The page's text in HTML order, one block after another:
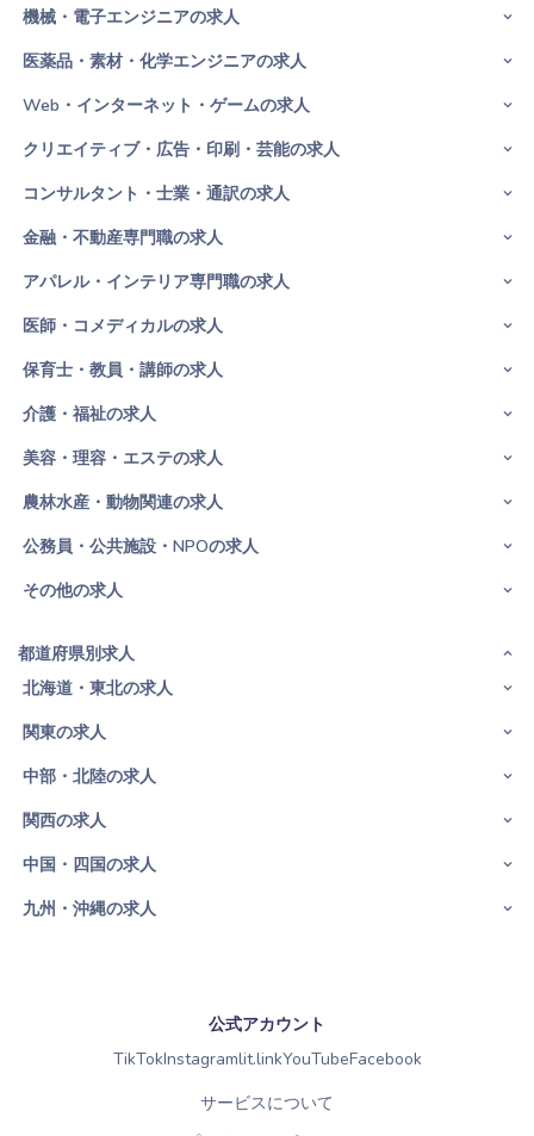
機械・電子エンジニアの求人
医薬品・素材・化学エンジニアの求人
Web・インターネット・ゲームの求人
クリエイティブ・広告・印刷・芸能の求人
コンサルタント・士業・通訳の求人
金融・不動産専門職の求人
アパレル・インテリア専門職の求人
医師・コメディカルの求人
保育士・教員・講師の求人
介護・福祉の求人
美容・理容・エステの求人
農林水産・動物関連の求人
公務員・公共施設・NPOの求人
その他の求人
都道府県別求人
北海道・東北の求人
関東の求人
中部・北陸の求人
関西の求人
中国・四国の求人
九州・沖縄の求人
公式アカウント
TikTokInstagramlit.linkYouTubeFacebook
サービスについて